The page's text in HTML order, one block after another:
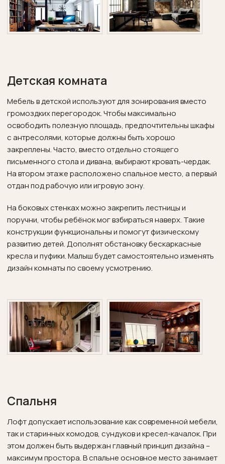
Детская комната
Мебель в детской используют для зонирования вместо
громоздких перегородок. Чтобы максимально
освободить полезную площадь, предпочтительны шкафы
с антресолями, которые должны быть хорошо
закреплены. Часто, вместо отдельно стоящего
письменного стола и дивана, выбирают кровать-чердак.
На втором этаже расположено спальное место, а первый
отдан под рабочую или игровую зону.
На боковых стенках можно закрепить лестницы и
поручни, чтобы ребёнок мог взбираться наверх. Такие
конструкции функциональны и помогут физическому
развитию детей. Дополнят обстановку бескаркасные
кресла и пуфики. Малыш будет самостоятельно изменять
дизайн комнаты по своему усмотрению.
Спальня
Лофт допускает использование как современной мебели,
так и старинных комодов, сундуков и кресел-качалок. При
этом должен быть выдержан главный принцип дизайна –
максимум простора. В спальне основное место занимает